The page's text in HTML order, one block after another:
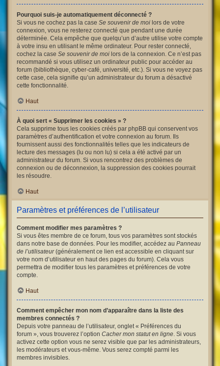
Pourquoi suis-je automatiquement déconnecté ?
Si vous ne cochez pas la case Se souvenir de moi lors de votre
connexion, vous ne resterez connecté que pendant une durée
déterminée. Cela empêche que quelqu’un d’autre utilise votre compte
à votre insu en utilisant le même ordinateur. Pour rester connecté,
cochez la case Se souvenir de moi lors de la connexion. Ce n’est pas
recommandé si vous utilisez un ordinateur public pour accéder au
forum (bibliothèque, cyber-café, université, etc.). Si vous ne voyez pas
cette case, cela signifie qu’un administrateur du forum a désactivé
cette fonctionnalité.
Haut
À quoi sert « Supprimer les cookies » ?
Cela supprime tous les cookies créés par phpBB qui conservent vos
paramètres d’authentification et votre connexion au forum. Ils
fournissent aussi des fonctionnalités telles que les indicateurs de
lecture des messages (lu ou non lu) si cela a été activé par un
administrateur du forum. Si vous rencontrez des problèmes de
connexion ou de déconnexion, la suppression des cookies pourrait
les résoudre.
Haut
Paramètres et préférences de l’utilisateur
Comment modifier mes paramètres ?
Si vous êtes membre de ce forum, tous vos paramètres sont stockés
dans notre base de données. Pour les modifier, accédez au Panneau
de l’utilisateur(généralement ce lien est accessible en cliquant sur
votre nom d’utilisateur en haut des pages du forum). Cela vous
permettra de modifier tous les paramètres et préférences de votre
compte.
Haut
Comment empêcher mon nom d’apparaître dans la liste des
membres connectés ?
Depuis votre panneau de l’utilisateur, onglet « Préférences du
forum », vous trouverez l’option Cacher mon statut en ligne. Si vous
activez cette option vous ne serez visible que par les administrateurs,
les modérateurs et vous-même. Vous serez compté parmi les
membres invisibles.